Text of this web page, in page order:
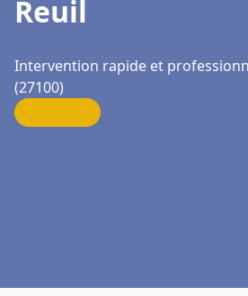
Reuil
Intervention rapide et
(27100)